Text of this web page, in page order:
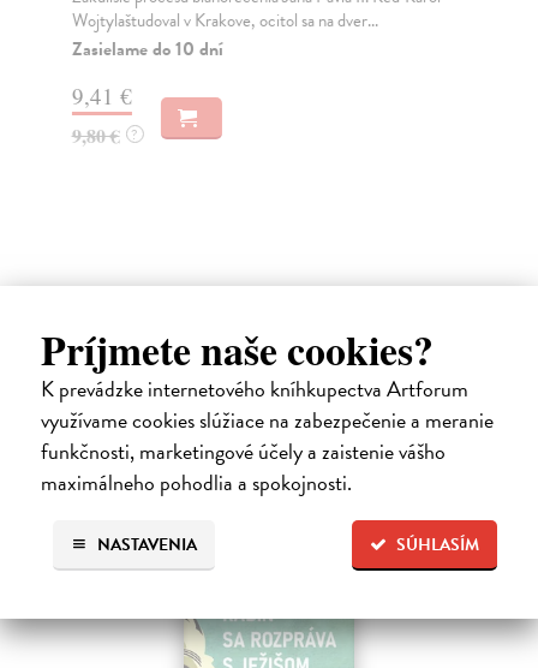
Príjmete naše cookies?
K prevádzke internetového kníhkupectva Artforum
využívame cookies slúžiace na zabezpečenie a meranie
funkčnosti, marketingové účely a zaistenie vášho
maximálneho pohodlia a spokojnosti.
SÚHLASÍM
NASTAVENIA
úlohu premýšľať nad životom a ukázať, ako má vyzera...
Zasielame do 10 dní
12,61 €
13,00 € ?
judaizmus
na sklade
novinka